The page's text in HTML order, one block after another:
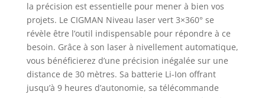
la précision est essentielle pour mener à bien vos
projets. Le CIGMAN Niveau laser vert 3×360° se
révèle être l’outil indispensable pour répondre à ce
besoin. Grâce à son laser à nivellement automatique,
vous bénéficierez d’une précision inégalée sur une
distance de 30 mètres. Sa batterie Li-Ion offrant
jusqu’à 9 heures d’autonomie, sa télécommande